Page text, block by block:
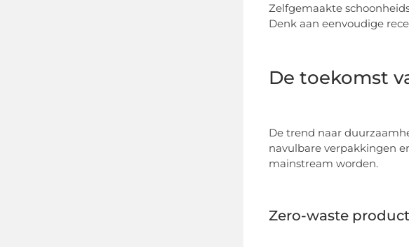
Zelfgemaakte
Denk aan eenvoudige
De toekomst
De trend naar
navulbare verpakkingen
mainstream worden.
Zero-waste